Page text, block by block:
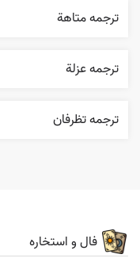
ترجمه متاهة
ترجمه عزلة
ترجمه تظرفان
فال و استخاره